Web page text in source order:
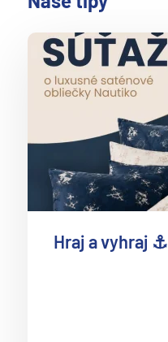
Hraj a vyhraj ⚓